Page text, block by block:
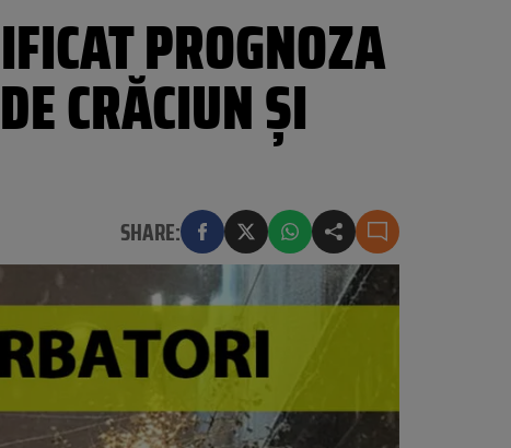
PROGNOZA
CRĂCIUN ȘI
SHARE: